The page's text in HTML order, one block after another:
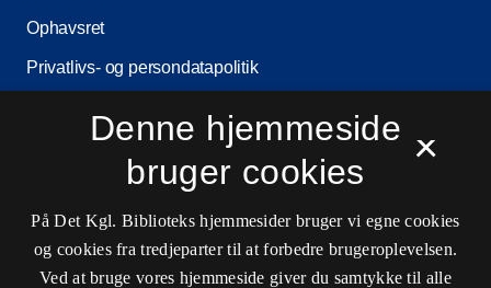
Ophavsret
Privatlivs- og persondatapolitik
Driftsstatus
Cookieindstillinger
Kontaktinformationer
×
Denne hjemmeside
bruger cookies
På Det Kgl. Biblioteks hjemmesider bruger vi egne cookies
og cookies fra tredjeparter til at forbedre brugeroplevelsen.
Ved at bruge vores hjemmeside giver du samtykke til alle